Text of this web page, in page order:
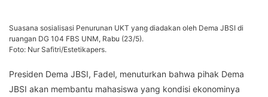
Suasana sosialisasi Penurunan UKT yang diadakan oleh Dema JBSI di
ruangan DG 104 FBS UNM, Rabu (23/5).
Foto: Nur Safitri/Estetikapers.
Presiden Dema JBSI, Fadel, menuturkan bahwa pihak Dema
JBSI akan membantu mahasiswa yang kondisi ekonominya